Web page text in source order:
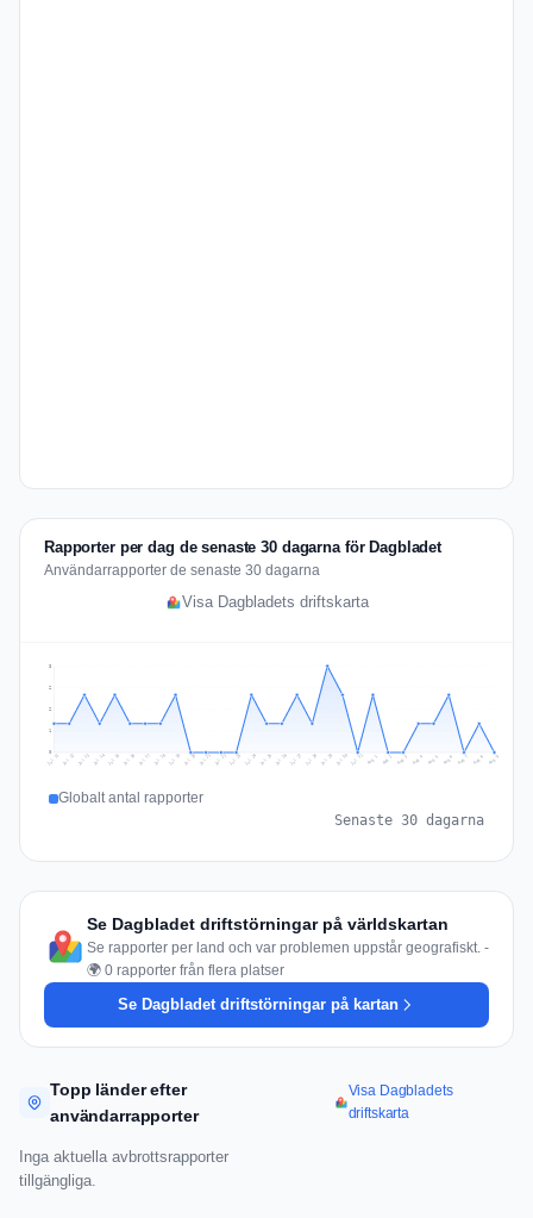
Rapporter per dag de senaste 30 dagarna för Dagbladet
Användarrapporter de senaste 30 dagarna
Visa Dagbladets driftskarta
1
2
2
3
Jul 11 Jul 12 Jul 13 Jul 14 Jul 15 Jul 16 Jul 17 Jul 18 Jul 19 Jul 20 Jul 21 Jul 22 Jul 23 Jul 24 Jul 25 Jul 26 Jul 27 Jul 28 Jul 29 Jul 30 Jul 31 Aug 1 Aug 2 Aug 3 Aug 4 Aug 5 Aug 6 Aug 7 Aug 8 Aug 9
Globalt antal rapporter
Senaste 30 dagarna
Se Dagbladet driftstörningar på världskartan
Se rapporter per land och var problemen uppstår geografiskt. -
🌍 0 rapporter från flera platser
Se Dagbladet driftstörningar på kartan
Topp länder efter
användarrapporter
Visa Dagbladets
driftskarta
Inga aktuella avbrottsrapporter
tillgängliga.